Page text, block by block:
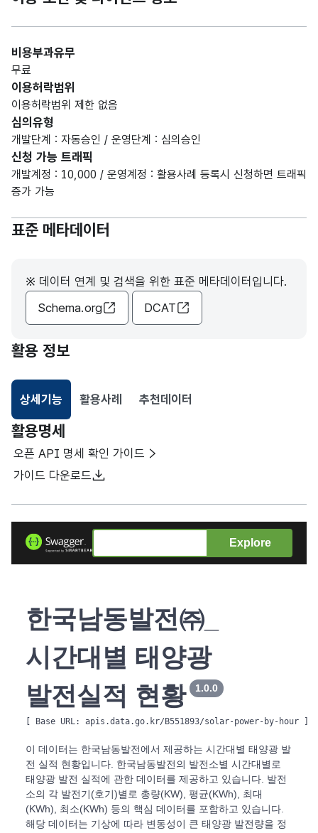
비용부과유무
무료
이용허락범위
이용허락범위 제한 없음
심의유형
개발단계 : 자동승인 / 운영단계 : 심의승인
신청 가능 트래픽
개발계정 : 10,000 / 운영계정 : 활용사례 등록시 신청하면 트래픽
증가 가능
표준 메타데이터
※ 데이터 연계 및 검색을 위한 표준 메타데이터입니다.
Schema.org
DCAT
활용 정보
상세기능
선택됨
활용사례 추천데이터
활용명세
오픈 API 명세 확인 가이드
가이드 다운로드
Explore
한국남동발전㈜_
시간대별 태양광
발전실적 현황
1.0.0
[ Base URL: apis.data.go.kr/B551893/solar-power-by-hour
이 데이터는 한국남동발전에서 제공하는 시간대별 태양광 발
전 실적 현황입니다. 한국남동발전의 발전소별 시간대별로
태양광 발전 실적에 관한 데이터를 제공하고 있습니다. 발전
소의 각 발전기(호기)별로 총량(KW), 평균(KWh), 최대
(KWh), 최소(KWh) 등의 핵심 데이터를 포함하고 있습니다.
해당 데이터는 기상에 따라 변동성이 큰 태양광 발전량을 정